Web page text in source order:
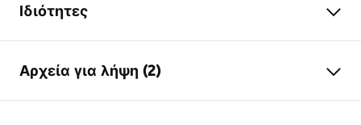
Ιδιότητες
Υλικό
Τρόπος εγκατάστασης
Βιδωτός
Αρχεία για λήψη (2)